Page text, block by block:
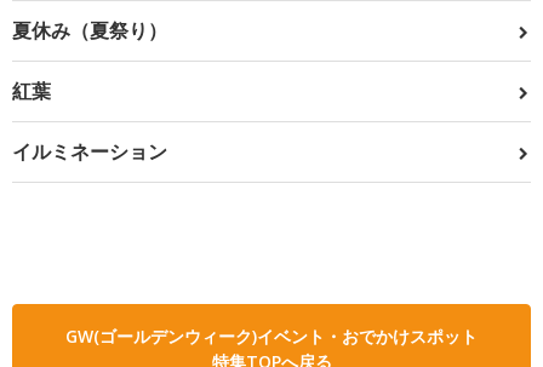
夏休み（夏祭り）
紅葉
イルミネーション
GW(ゴールデンウィーク)イベント・おでかけスポット
特集TOPへ戻る